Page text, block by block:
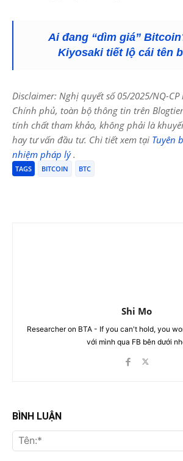
Ai đang “dìm giá”
Kiyosaki tiết lộ cái tên
Disclaimer: Nghị quyết số 05/2025/NQ-
Chính phủ, toàn bộ thông tin trên
tính chất tham khảo, không phải là
hay tư vấn đầu tư. Chi tiết xem tại Tuyên
nhiệm pháp lý.
TAGS BITCOIN BTC
Shi Mo
Researcher on BTA - If you can't hold, you
với mình qua FB bên dưới
BÌNH LUẬN